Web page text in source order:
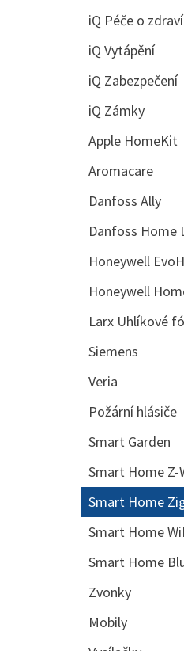
iQ Péče o zdraví
iQ Vytápění
iQ Zabezpečení
iQ Zámky
Apple HomeKit
Aromacare
Danfoss Ally
Danfoss Home
Honeywell
Honeywell
Larx Uhlíkové
Siemens
Veria
Požární hlásiče
Smart Garden
Smart Home Z-
Smart Home
Smart Home
Smart Home
Zvonky
Mobily